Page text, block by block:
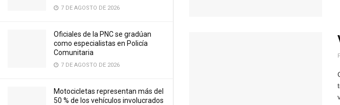
7 DE AGOSTO DE 2026
Oficiales de la PNC se gradúan
como especialistas en Policía
Comunitaria
7 DE AGOSTO DE 2026
Motocicletas representan más del
50 % de los vehículos involucrados